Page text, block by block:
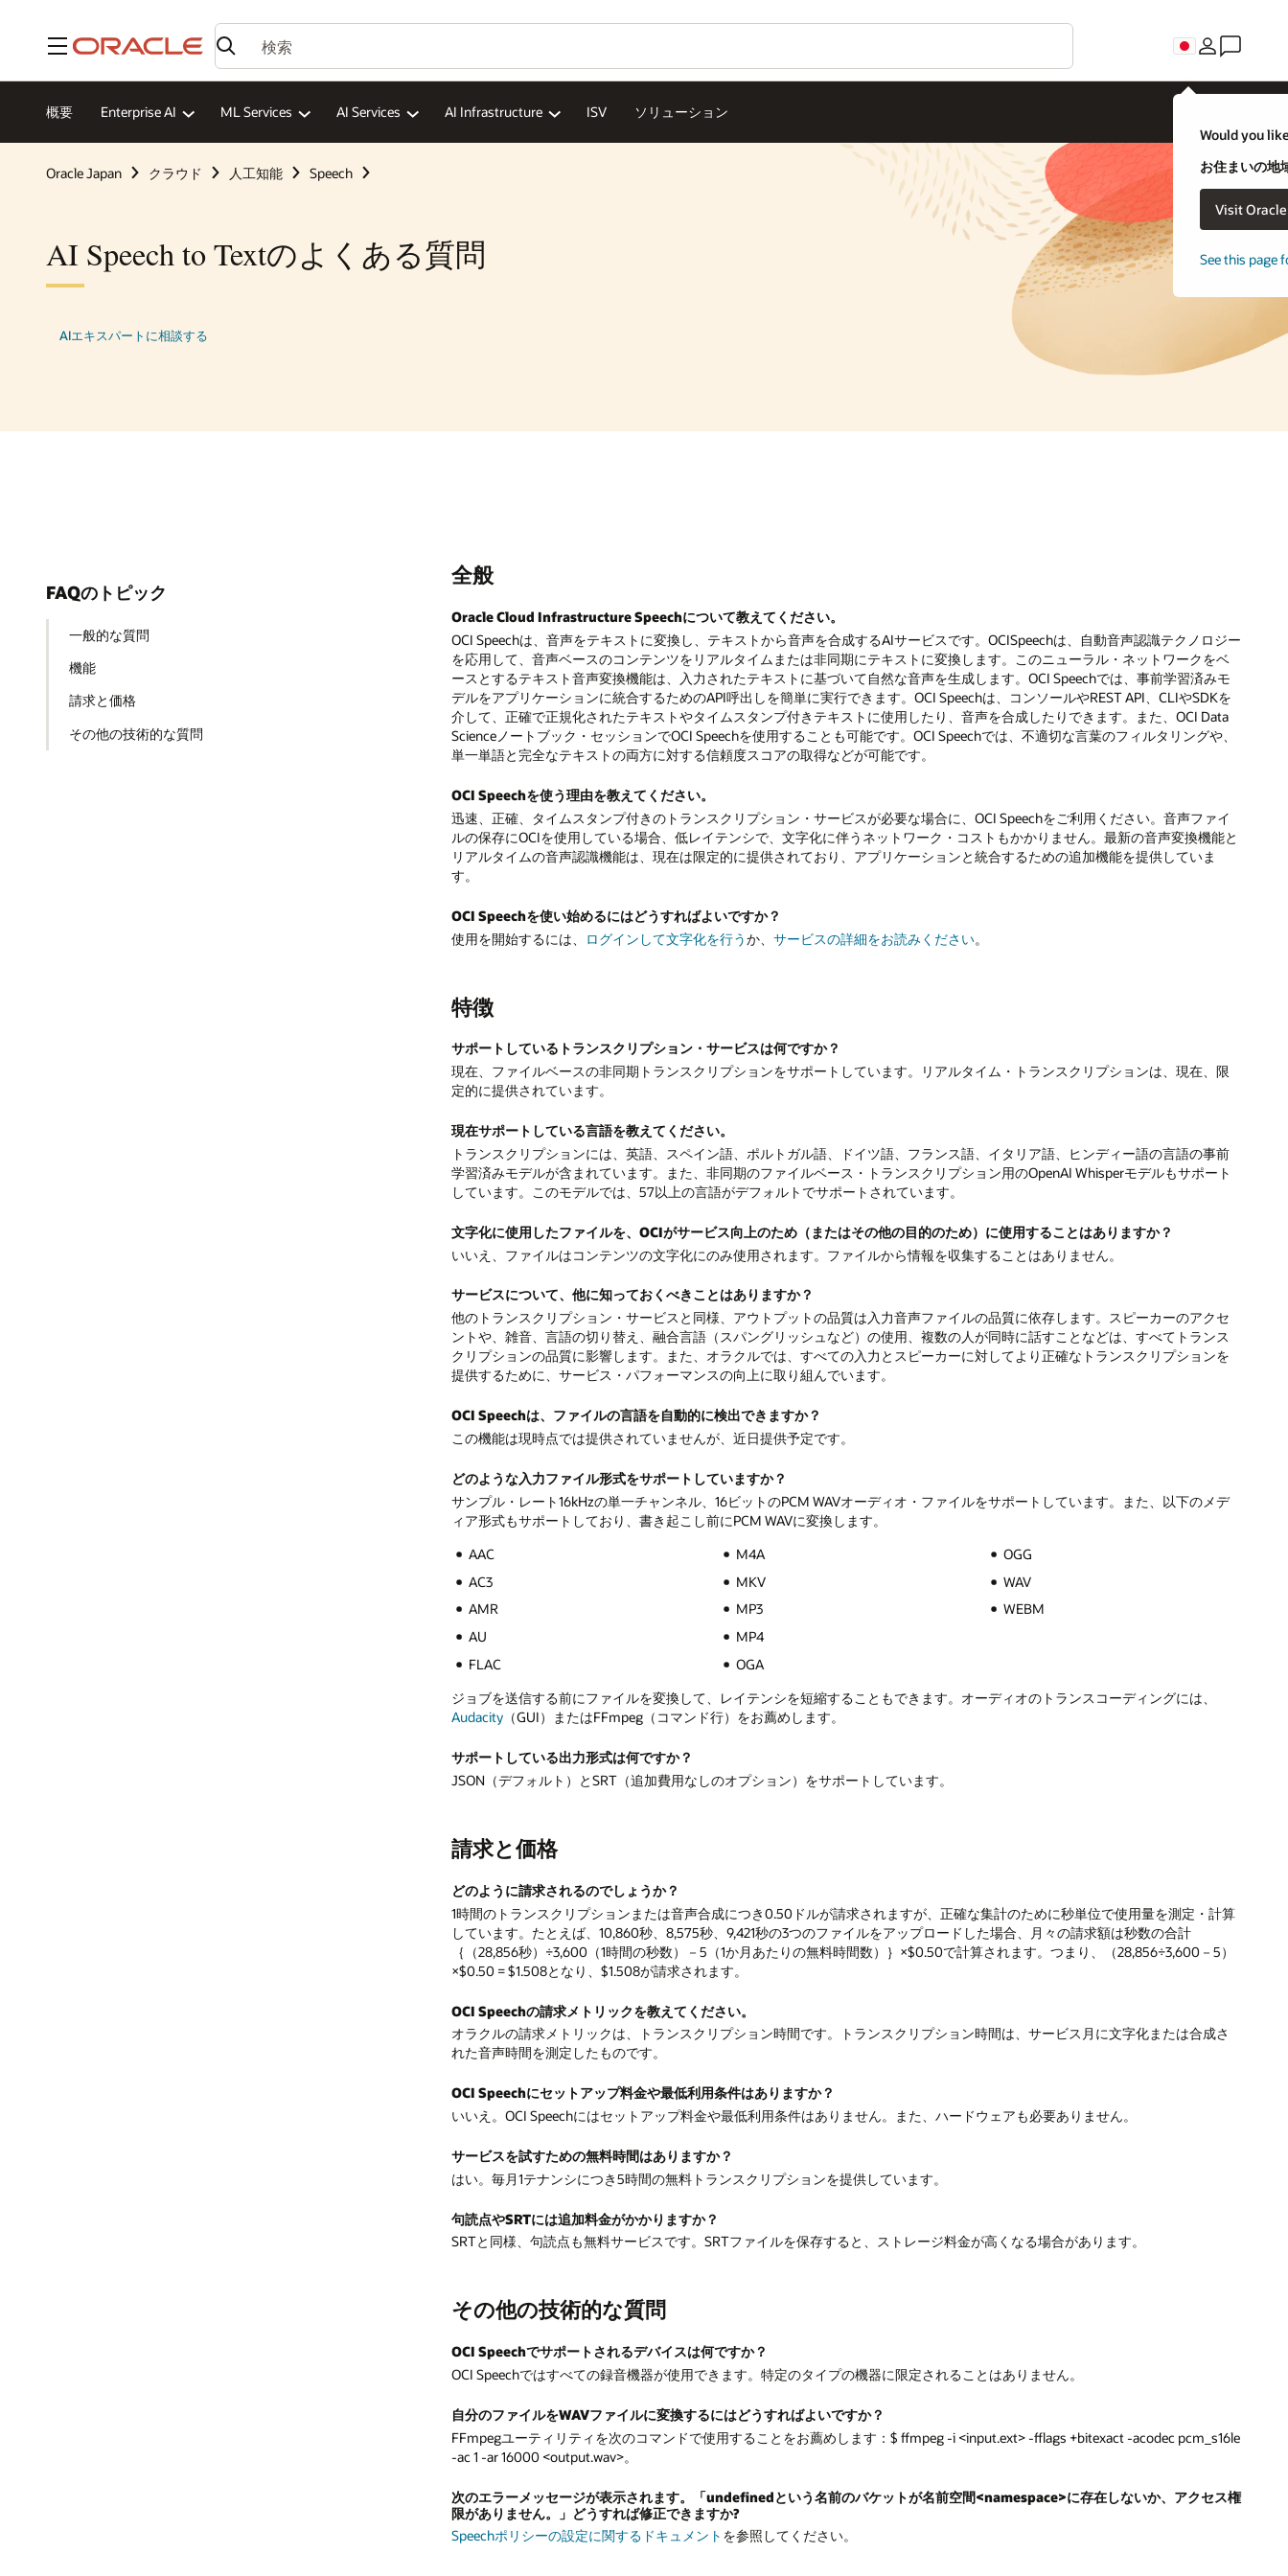
メニュー
Would you
お住まいの地
Visit
See this page
概要 Enterprise AI ML Services AI Services AI Infrastructure ISV ソリューション
Oracle Japan クラウド 人工知能 Speech
AI Speech to Textのよくある質問
AIエキスパートに相談する
FAQのトピック
一般的な質問
機能
請求と価格
その他の技術的な質問
全般
Oracle Cloud Infrastructure Speechについて教えてください。
OCI Speechは、音声をテキストに変換し、テキストから音声を合成するAIサービスです。OCISpeechは、自動音声認識テクノロジー
を応用して、音声ベースのコンテンツをリアルタイムまたは非同期にテキストに変換します。このニューラル・ネットワークをベ
ースとするテキスト音声変換機能は、入力されたテキストに基づいて自然な音声を生成します。OCI Speechでは、事前学習済みモ
デルをアプリケーションに統合するためのAPI呼出しを簡単に実行できます。OCI Speechは、コンソールやREST API、CLIやSDKを
介して、正確で正規化されたテキストやタイムスタンプ付きテキストに使用したり、音声を合成したりできます。また、OCI Data
Scienceノートブック・セッションでOCI Speechを使用することも可能です。OCI Speechでは、不適切な言葉のフィルタリングや、
単一単語と完全なテキストの両方に対する信頼度スコアの取得などが可能です。
OCI Speechを使う理由を教えてください。
迅速、正確、タイムスタンプ付きのトランスクリプション・サービスが必要な場合に、OCI Speechをご利用ください。音声ファイ
ルの保存にOCIを使用している場合、低レイテンシで、文字化に伴うネットワーク・コストもかかりません。最新の音声変換機能と
リアルタイムの音声認識機能は、現在は限定的に提供されており、アプリケーションと統合するための追加機能を提供していま
す。
OCI Speechを使い始めるにはどうすればよいですか？
使用を開始するには、 ログインして文字化を行うか、サービスの詳細をお読みください。
特徴
サポートしているトランスクリプション・サービスは何ですか？
現在、ファイルベースの非同期トランスクリプションをサポートしています。リアルタイム・トランスクリプションは、現在、限
定的に提供されています。
現在サポートしている言語を教えてください。
トランスクリプションには、英語、スペイン語、ポルトガル語、ドイツ語、フランス語、イタリア語、ヒンディー語の言語の事前
学習済みモデルが含まれています。また、非同期のファイルベース・トランスクリプション用のOpenAI Whisperモデルもサポート
しています。このモデルでは、57以上の言語がデフォルトでサポートされています。
文字化に使用したファイルを、OCIがサービス向上のため（またはその他の目的のため）に使用することはありますか？
いいえ、ファイルはコンテンツの文字化にのみ使用されます。ファイルから情報を収集することはありません。
サービスについて、他に知っておくべきことはありますか？
他のトランスクリプション・サービスと同様、アウトプットの品質は入力音声ファイルの品質に依存します。スピーカーのアクセ
ントや、雑音、言語の切り替え、融合言語（スパングリッシュなど）の使用、複数の人が同時に話すことなどは、すべてトランス
クリプションの品質に影響します。また、オラクルでは、すべての入力とスピーカーに対してより正確なトランスクリプションを
提供するために、サービス・パフォーマンスの向上に取り組んでいます。
OCI Speechは、ファイルの言語を自動的に検出できますか？
この機能は現時点では提供されていませんが、近日提供予定です。
どのような入力ファイル形式をサポートしていますか？
サンプル・レート16kHzの単一チャンネル、16ビットのPCM WAVオーディオ・ファイルをサポートしています。また、以下のメデ
ィア形式もサポートしており、書き起こし前にPCM WAVに変換します。
AAC
AC3
AMR
AU
FLAC
M4A
MKV
MP3
MP4
OGA
OGG
WAV
WEBM
ジョブを送信する前にファイルを変換して、レイテンシを短縮することもできます。オーディオのトランスコーディングには、
Audacity （GUI）またはFFmpeg（コマンド行）をお薦めします。
サポートしている出力形式は何ですか？
JSON（デフォルト）とSRT（追加費用なしのオプション）をサポートしています。
請求と価格
どのように請求されるのでしょうか？
1時間のトランスクリプションまたは音声合成につき0.50ドルが請求されますが、正確な集計のために秒単位で使用量を測定・計算
しています。たとえば、10,860秒、8,575秒、9,421秒の3つのファイルをアップロードした場合、月々の請求額は秒数の合計
｛（28,856秒）÷3,600（1時間の秒数）－5（1か月あたりの無料時間数）｝×$0.50で計算されます。つまり、（28,856÷3,600－5）
×$0.50 = $1.508となり、$1.508が請求されます。
OCI Speechの請求メトリックを教えてください。
オラクルの請求メトリックは、トランスクリプション時間です。トランスクリプション時間は、サービス月に文字化または合成さ
れた音声時間を測定したものです。
OCI Speechにセットアップ料金や最低利用条件はありますか？
いいえ。OCI Speechにはセットアップ料金や最低利用条件はありません。また、ハードウェアも必要ありません。
サービスを試すための無料時間はありますか？
はい。毎月1テナンシにつき5時間の無料トランスクリプションを提供しています。
句読点やSRTには追加料金がかかりますか？
SRTと同様、句読点も無料サービスです。SRTファイルを保存すると、ストレージ料金が高くなる場合があります。
その他の技術的な質問
OCI Speechでサポートされるデバイスは何ですか？
OCI Speechではすべての録音機器が使用できます。特定のタイプの機器に限定されることはありません。
自分のファイルをWAVファイルに変換するにはどうすればよいですか？
FFmpegユーティリティを次のコマンドで使用することをお薦めします：$ ffmpeg -i <input.ext> -fflags +bitexact -acodec pcm_s16le
-ac 1 -ar 16000 <output.wav>。
次のエラーメッセージが表示されます。「undefinedという名前のバケットが名前空間<namespace>に存在しないか、アクセス権
限がありません。」どうすれば修正できますか?
Speechポリシーの設定に関するドキュメント を参照してください。